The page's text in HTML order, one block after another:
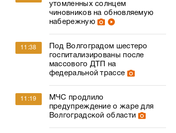
утомленных солнцем
чиновников на обновляемую
набережную
11:38
Под Волгоградом шестеро
госпитализированы после
массового ДТП на
федеральной трассе
11:19
МЧС продлило
предупреждение о жаре для
Волгоградской области